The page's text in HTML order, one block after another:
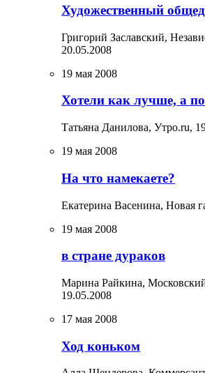
Художественный
Григорий Заславский,
20.05.2008
19 мая 2008
Хотели как лучше, а
Татьяна Данилова, Утро.ru,
19 мая 2008
На что намекаете?
Екатерина Васенина, Новая
19 мая 2008
в стране дураков
Марина Райкина,
19.05.2008
17 мая 2008
Ход коньком